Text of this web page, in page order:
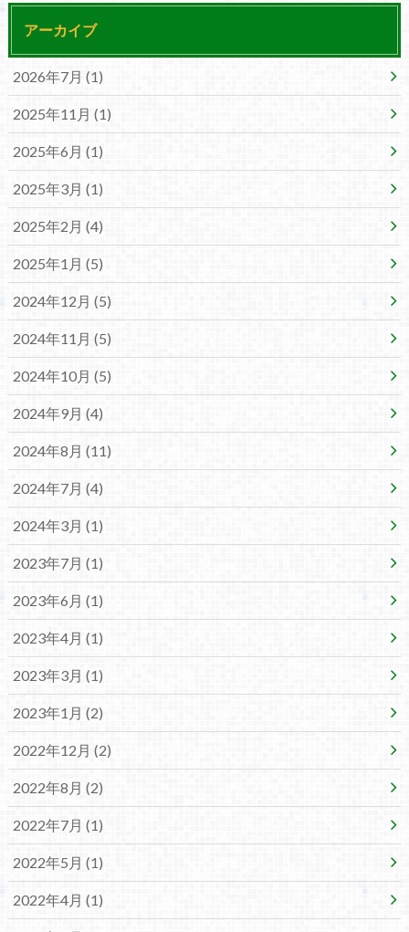
アーカイブ
2026年7月 (1)
2025年11月 (1)
2025年6月 (1)
2025年3月 (1)
2025年2月 (4)
2025年1月 (5)
2024年12月 (5)
2024年11月 (5)
2024年10月 (5)
2024年9月 (4)
2024年8月 (11)
2024年7月 (4)
2024年3月 (1)
2023年7月 (1)
2023年6月 (1)
2023年4月 (1)
2023年3月 (1)
2023年1月 (2)
2022年12月 (2)
2022年8月 (2)
2022年7月 (1)
2022年5月 (1)
2022年4月 (1)